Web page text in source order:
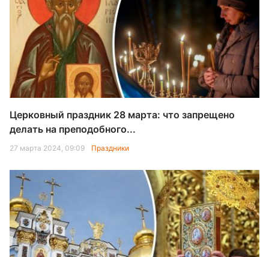
Церковный праздник 28 марта: что запрещено
делать на преподобного...
27 марта 2024, 09:09 Праздники